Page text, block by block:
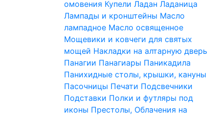
омовения Купели Ладан Ладаница
Лампады и кронштейны Масло
лампадное Масло освященное
Мощевики и ковчеги для святых
мощей Накладки на алтарную дверь
Панагии Панагиары Паникадила
Панихидные столы, крышки, кануны
Пасочницы Печати Подсвечники
Подставки Полки и футляры под
иконы Престолы, Облачения на